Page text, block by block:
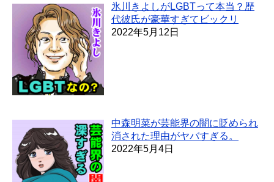
氷川きよしがLGBTって本当？歴
代彼氏が豪華すぎてビックリ
2022年5月12日
中森明菜が芸能界の闇に貶められ
消された理由がヤバすぎる。
2022年5月4日